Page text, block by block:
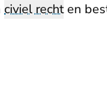
civiel rechten